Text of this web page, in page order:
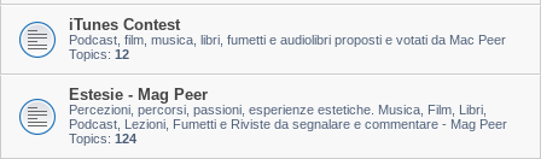
iTunes Contest
Podcast, film, musica, libri, fumetti e audiolibri proposti e votati da Mac Peer
Topics: 12
Estesie - Mag Peer
Percezioni, percorsi, passioni, esperienze estetiche. Musica, Film, Libri,
Podcast, Lezioni, Fumetti e Riviste da segnalare e commentare - Mag Peer
Topics: 124